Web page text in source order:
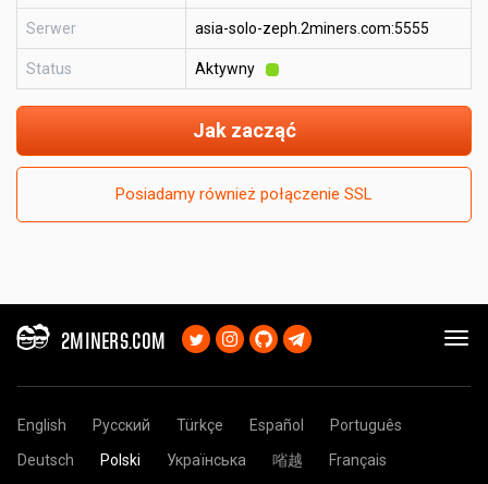
Serwer asia-solo-zeph.2miners.com:5555
Status Aktywny
Jak zacząć
Posiadamy również połączenie SSL
2MINERS.COM
English Русский Türkçe Español
Português
Deutsch
Polski Українська 㗂越
Français